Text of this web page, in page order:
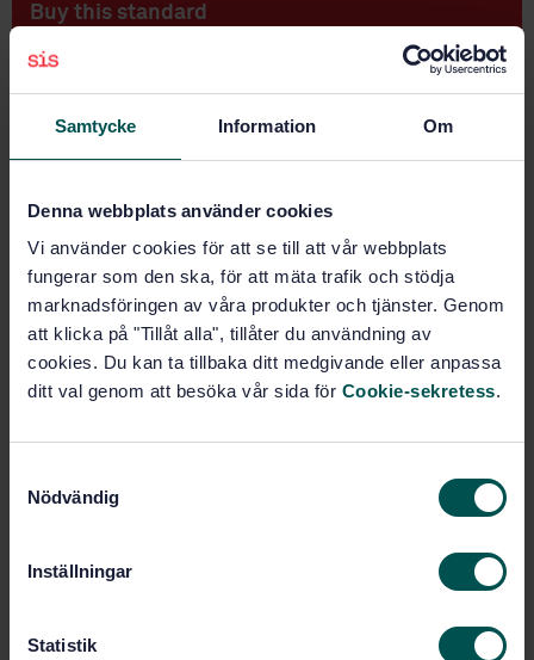
Samtycke Information Om
Denna webbplats använder cookies
Vi använder cookies för att se till att vår webbplats
fungerar som den ska, för att mäta trafik och stödja
marknadsföringen av våra produkter och tjänster. Genom
att klicka på "Tillåt alla", tillåter du användning av
cookies. Du kan ta tillbaka ditt medgivande eller anpassa
ditt val genom att besöka vår sida för Cookie-sekretess.
Nödvändig
Inställningar
Statistik
Buy this standard
STANDARD
Carrier cycles — Part 1: Terms and definitions
Price:789 SEK
PDF
Add to cart
Show more
Product information
Language: